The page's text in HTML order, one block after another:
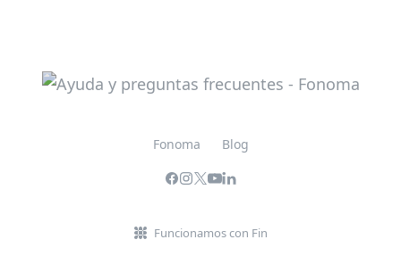
Fonoma Blog
Funcionamos con Fin